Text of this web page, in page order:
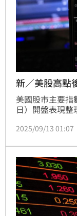
新／美股高
美國股市主要
日）開盤表現
報45,919.41點
0.45%，報
或0.21%，報
2025/09/13 01:07